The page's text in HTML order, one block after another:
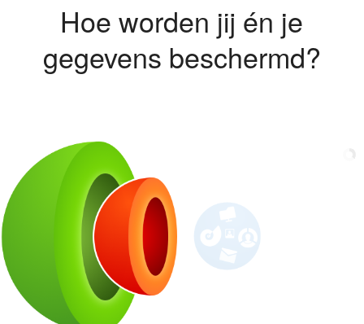
Hoe worden jij én je
gegevens beschermd?